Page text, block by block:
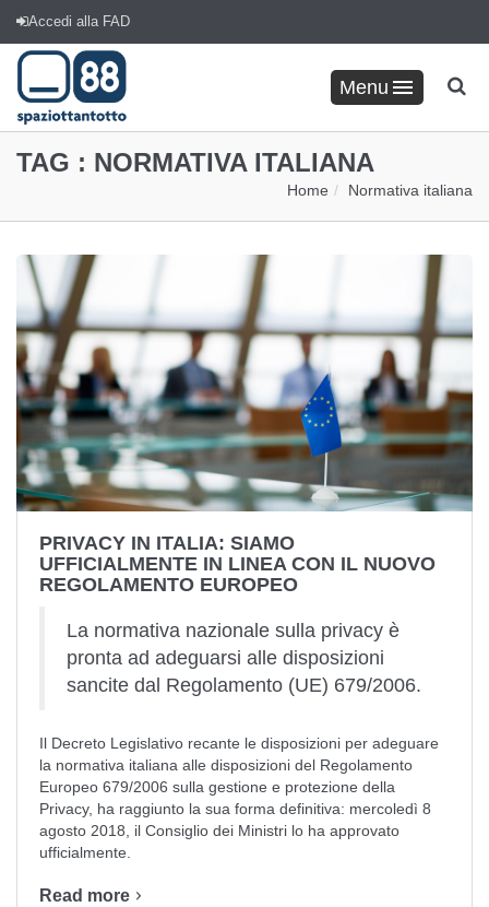
Accedi alla FAD
Menu
TAG : NORMATIVA ITALIANA
Home Normativa italiana
PRIVACY IN ITALIA: SIAMO
UFFICIALMENTE IN LINEA CON IL NUOVO
REGOLAMENTO EUROPEO
La normativa nazionale sulla privacy è
pronta ad adeguarsi alle disposizioni
sancite dal Regolamento (UE) 679/2006.
Il Decreto Legislativo recante le disposizioni per adeguare
la normativa italiana alle disposizioni del Regolamento
Europeo 679/2006 sulla gestione e protezione della
Privacy, ha raggiunto la sua forma definitiva: mercoledì 8
agosto 2018, il Consiglio dei Ministri lo ha approvato
ufficialmente.
Read more